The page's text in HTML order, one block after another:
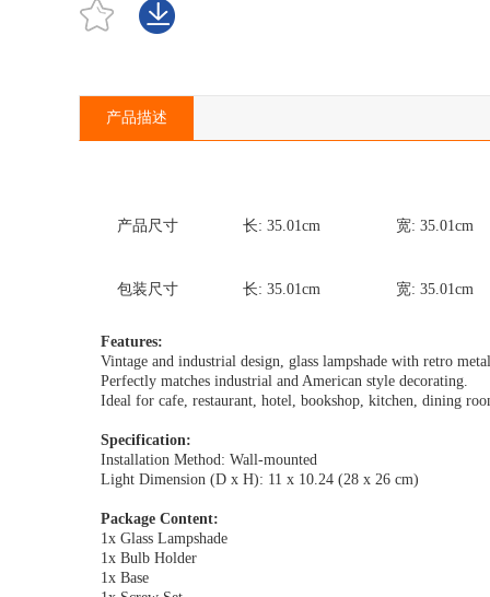
产品描述
产品尺寸 长: 35.01cm 宽: 35.01cm
包装尺寸 长: 35.01cm 宽: 35.01cm
Features:
Vintage and industrial design, glass lampshade with retro
Perfectly matches industrial and American style decorating.
Ideal for cafe, restaurant, hotel, bookshop, kitchen, dining
Specification:
Installation Method: Wall-mounted
Light Dimension (D x H): 11 x 10.24 (28 x 26 cm)
Package Content:
1x Glass Lampshade
1x Bulb Holder
1x Base